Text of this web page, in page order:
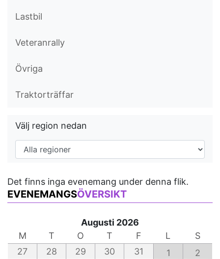
Lastbil
Veteranrally
Övriga
Traktorträffar
Välj region nedan
Det finns inga evenemang under denna flik.
EVENEMANGSÖVERSIKT
Augusti 2026
M
T O T F L
S
27
28 29 30 31 1 2